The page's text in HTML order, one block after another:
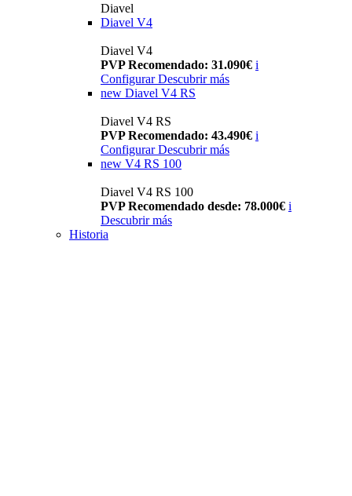
Diavel
Diavel V4
Diavel V4
PVP Recomendado: 31.090€ i
Configurar Descubrir más
new Diavel V4 RS
Diavel V4 RS
PVP Recomendado: 43.490€ i
Configurar Descubrir más
new V4 RS 100
Diavel V4 RS 100
PVP Recomendado desde: 78.000€ i
Descubrir más
Historia